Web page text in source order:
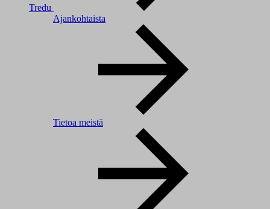
Tredu
Ajankohtaista
Tietoa meistä